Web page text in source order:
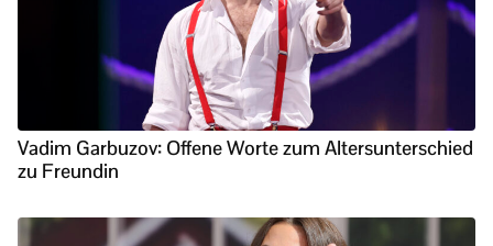
Vadim Garbuzov: Offene Worte zum Altersunterschied
zu Freundin